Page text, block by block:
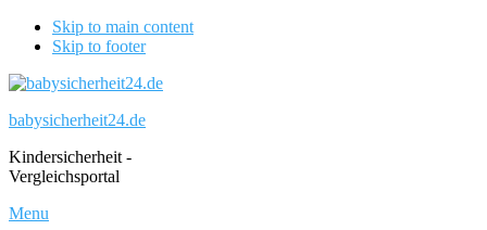
Skip to main content
Skip to footer
babysicherheit24.de
Kindersicherheit -
Vergleichsportal
Menu